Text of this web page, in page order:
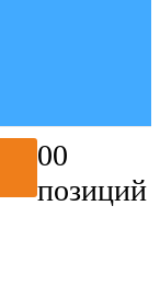
00
позиций